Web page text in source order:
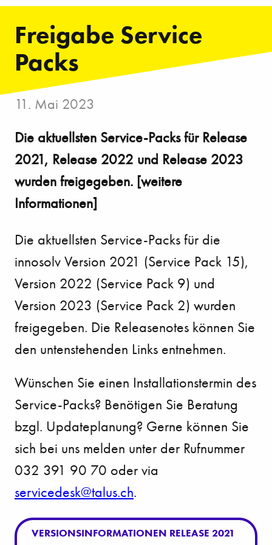
Freigabe Service
Packs
11. Mai 2023
Die aktuellsten Service-Packs für Release
2021, Release 2022 und Release 2023
wurden freigegeben. [weitere
Informationen]
Die aktuellsten Service-Packs für die
innosolv Version 2021 (Service Pack 15),
Version 2022 (Service Pack 9) und
Version 2023 (Service Pack 2) wurden
freigegeben. Die Releasenotes können Sie
den untenstehenden Links entnehmen.
Wünschen Sie einen Installationstermin des
Service-Packs? Benötigen Sie Beratung
bzgl. Updateplanung? Gerne können Sie
sich bei uns melden unter der Rufnummer
032 391 90 70 oder via
s rv c d sk t l s ch.
VERSIONSINFORMATIONEN RELEASE 2021